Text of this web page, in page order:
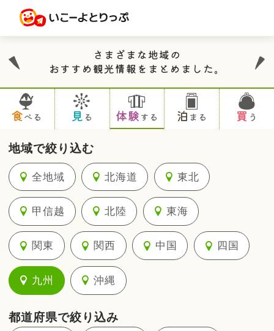
さまざまな地域の
おすすめ観光情報をまとめました。
食べる 見 る 体験する 泊 まる 買う
地域で絞り込む
全地域 北海道 東北
甲信越 北陸 東海
関東 関西 中国 四国
九州 沖縄
都道府県で絞り込み